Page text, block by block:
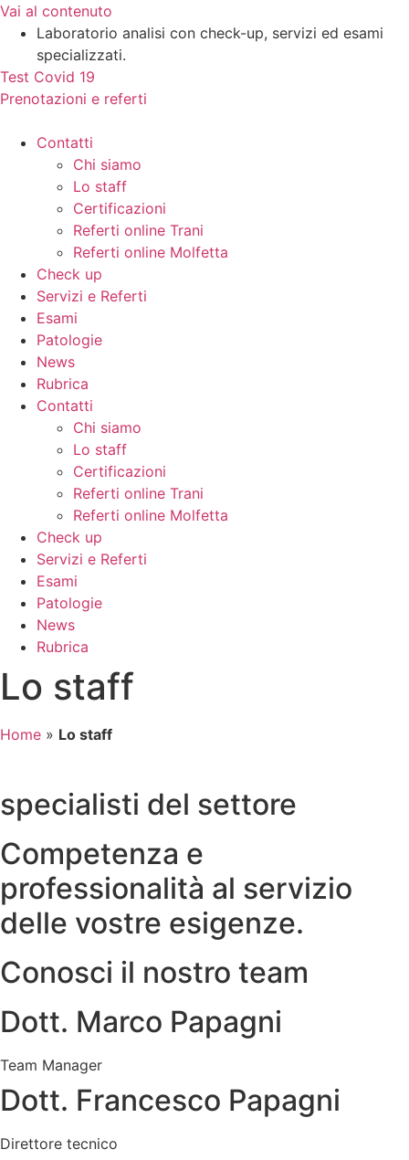
Vai al contenuto
Laboratorio analisi con check-up, servizi ed esami
specializzati.
Test Covid 19
Prenotazioni e referti
Contatti
Chi siamo
Lo staff
Certificazioni
Referti online Trani
Referti online Molfetta
Check up
Servizi e Referti
Esami
Patologie
News
Rubrica
Contatti
Chi siamo
Lo staff
Certificazioni
Referti online Trani
Referti online Molfetta
Check up
Servizi e Referti
Esami
Patologie
News
Rubrica
Lo staff
Home » Lo staff
specialisti del settore
Competenza e
professionalità al servizio
delle vostre esigenze.
Conosci il nostro team
Dott. Marco Papagni
Team Manager
Dott. Francesco Papagni
Direttore tecnico